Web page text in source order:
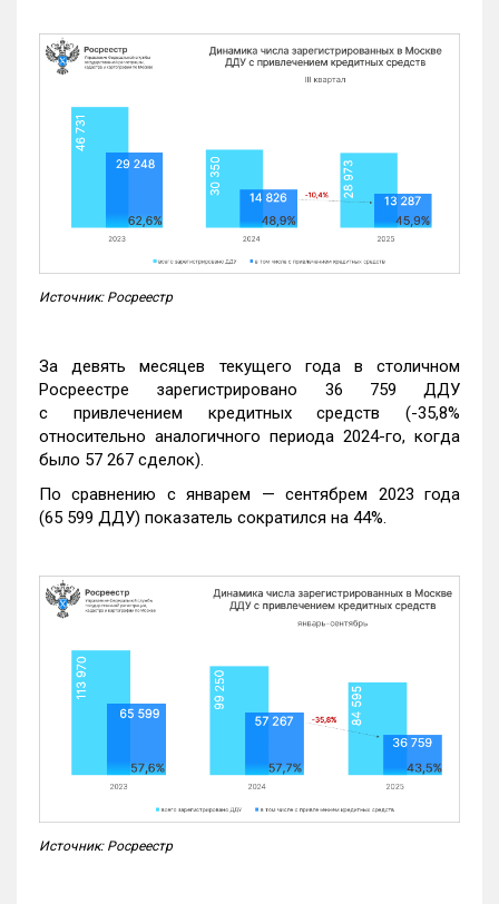
Источник: Росреестр
За девять месяцев текущего года в столичном
Росреестре зарегистрировано 36 759 ДДУ
с привлечением кредитных средств (-35,8%
относительно аналогичного периода 2024-го, когда
было 57 267 сделок).
По сравнению с январем — сентябрем 2023 года
(65 599 ДДУ) показатель сократился на 44%.
Источник: Росреестр